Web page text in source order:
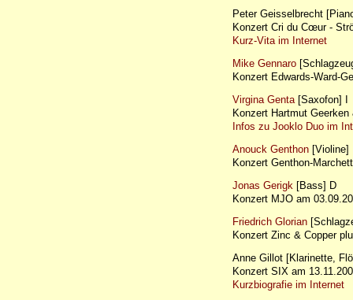
Peter Geisselbrecht
Konzert Cri du Cœur -
Kurz-Vita im Internet
Mike Gennaro
Konzert Edwards-Ward-
Virgina Genta [Saxofon] I
Konzert Hartmut
Infos zu Jooklo Duo im
Anouck Genthon [Violine]
Konzert Genthon-
Jonas Gerigk [Bass] D
Konzert MJO am
Friedrich Glorian
Konzert Zinc & Copper
Anne Gillot [Klarinette,
Konzert SIX am
Kurzbiografie im Internet